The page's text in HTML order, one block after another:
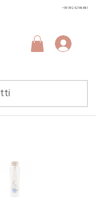
+39 3924298481